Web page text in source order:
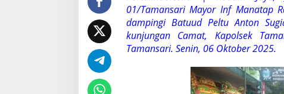
t
K
u
n
j
01/Tamansari Mayor Inf Manatap
dampingi Batuud Peltu Anton
kunjungan Camat, Kapolsek
Tamansari. Senin, 06 Oktober 2025.